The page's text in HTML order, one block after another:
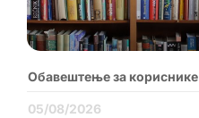
Обавештење за кориснике
05/08/2026